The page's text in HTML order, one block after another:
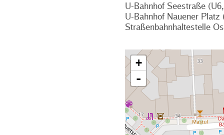
U-Bahnhof Seestraße
U-Bahnhof Nauener Platz
Straßenbahnhaltestelle
+
-